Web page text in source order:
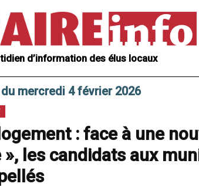
d’information des élus locaux
mercredi 4 février 2026
: face à une
», les candidats aux